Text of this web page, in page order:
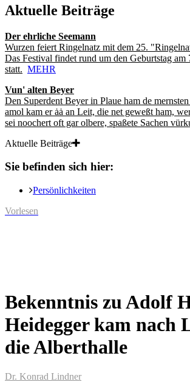
Aktuelle Beiträge
Der ehrliche Seemann
Wurzen feiert Ringelnatz mit dem 25.
Das Festival findet rund um den Geburtstag am
statt. MEHR
Vun' alten Beyer
Den Superdent Beyer in Plaue ham de
amol kam er ȧȧ an Leit, die net geweßt ham,
sei noochert oft gar olbere, spaßete Sachen
Aktuelle Beiträge
Sie befinden sich hier:
Persönlichkeiten
Vorlesen
Bekenntnis zu Adolf
Heidegger kam nach
die Alberthalle
Dr. Konrad Lindner